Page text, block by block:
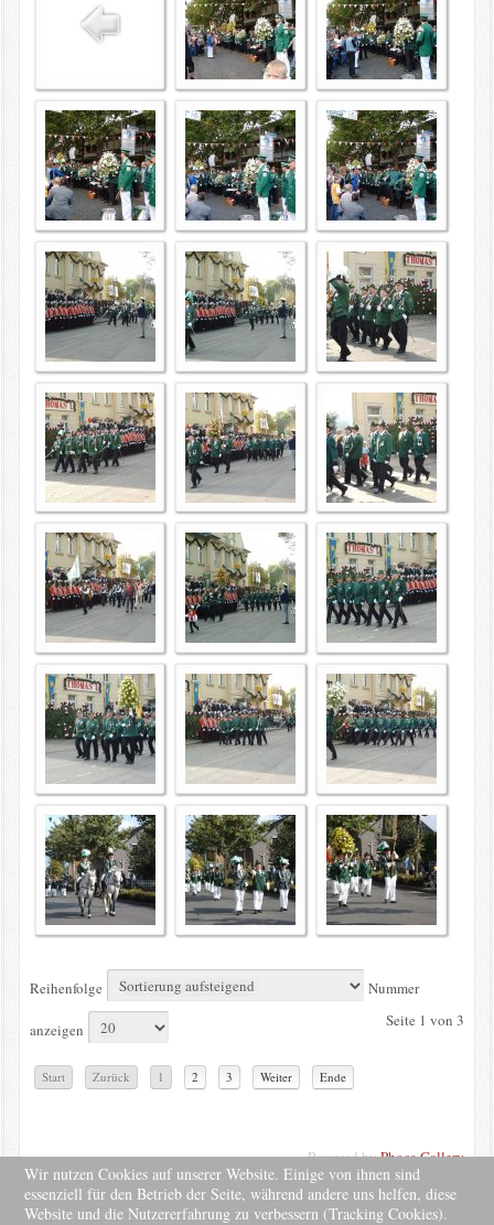
Jungschützenkönige
Bildergalerie
News
Impressum
intern
Datenschutzerklärung
Reihenfolge Nummer
anzeigen
Seite 1 von 3
Start Zurück 1 2 3 Weiter Ende
Powered byPhoca Gallery
Wir nutzen Cookies auf unserer Website. Einige von ihnen sind
essenziell für den Betrieb der Seite, während andere uns helfen, diese
Website und die Nutzererfahrung zu verbessern (Tracking Cookies).